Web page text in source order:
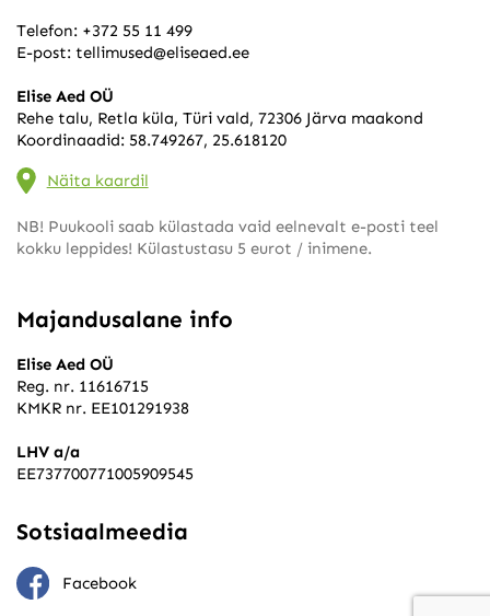
Telefon: +372 55 11 499
E-post: tellimused@eliseaed.ee
Elise Aed OÜ
Rehe talu, Retla küla, Türi vald, 72306 Järva maakond
Koordinaadid: 58.749267, 25.618120
Näita kaardil
NB! Puukooli saab külastada vaid eelnevalt e-posti teel
kokku leppides! Külastustasu 5 eurot / inimene.
Majandusalane info
Elise Aed OÜ
Reg. nr. 11616715
KMKR nr. EE101291938
LHV a/a
EE737700771005909545
Sotsiaalmeedia
Facebook